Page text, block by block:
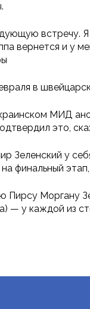
встречу.
вернется и у
в
МИД
это,
Зеленский у
финальный
Пирсу Моргану
— у каждой из